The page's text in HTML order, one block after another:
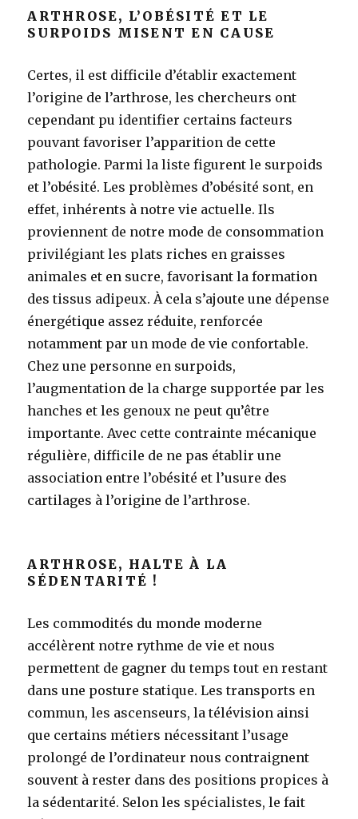
ARTHROSE, L’OBÉSITÉ ET LE
SURPOIDS MISENT EN CAUSE
Certes, il est difficile d’établir exactement
l’origine de l’arthrose, les chercheurs ont
cependant pu identifier certains facteurs
pouvant favoriser l’apparition de cette
pathologie. Parmi la liste figurent le surpoids
et l’obésité. Les problèmes d’obésité sont, en
effet, inhérents à notre vie actuelle. Ils
proviennent de notre mode de consommation
privilégiant les plats riches en graisses
animales et en sucre, favorisant la formation
des tissus adipeux. À cela s’ajoute une dépense
énergétique assez réduite, renforcée
notamment par un mode de vie confortable.
Chez une personne en surpoids,
l’augmentation de la charge supportée par les
hanches et les genoux ne peut qu’être
importante. Avec cette contrainte mécanique
régulière, difficile de ne pas établir une
association entre l’obésité et l’usure des
cartilages à l’origine de l’arthrose.
ARTHROSE, HALTE À LA
SÉDENTARITÉ !
Les commodités du monde moderne
accélèrent notre rythme de vie et nous
permettent de gagner du temps tout en restant
dans une posture statique. Les transports en
commun, les ascenseurs, la télévision ainsi
que certains métiers nécessitant l’usage
prolongé de l’ordinateur nous contraignent
souvent à rester dans des positions propices à
la sédentarité. Selon les spécialistes, le fait